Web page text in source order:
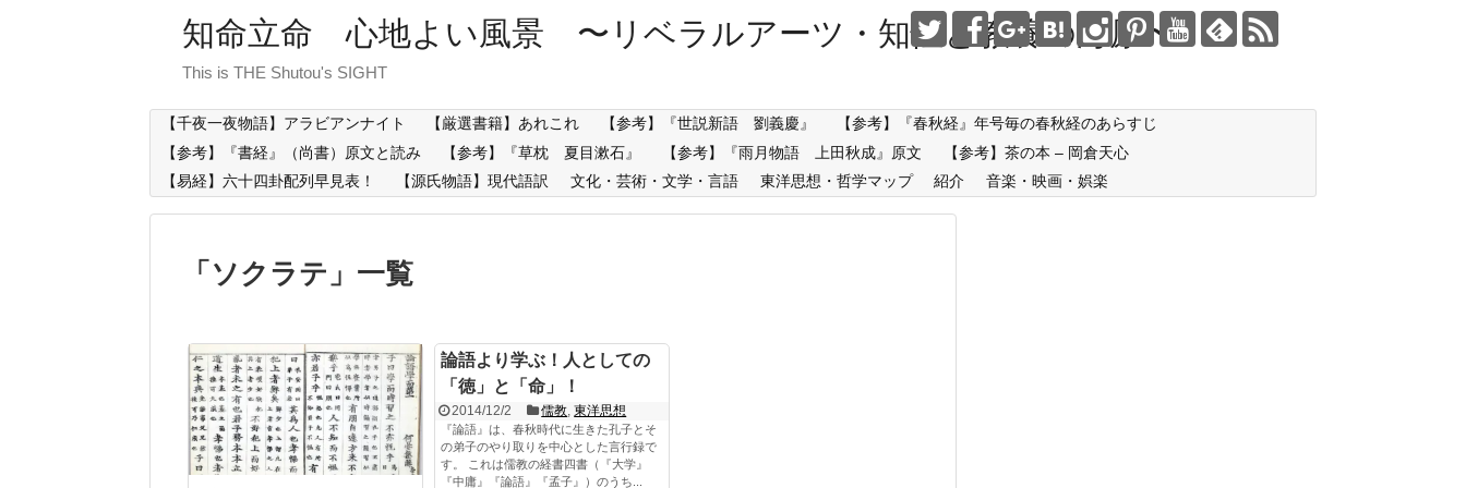
知命立命 心地よい風景 〜リベラルアーツ・知性と教養の海原〜
This is THE Shutou's SIGHT
【千夜一夜物語】アラビアンナイト 【厳選書籍】あれこれ 【参考】『世説新語 劉義慶』
【参考】『春秋経』年号毎の春秋経のあらすじ
【参考】『書経』（尚書）原文と読み
【参考】『草枕 夏目漱石』 【参考】『雨月物語 上田秋成』原文
【参考】茶の本 – 岡倉天心
【易経】六十四卦配列早見表！
【源氏物語】現代語訳 文化・芸術・文学・言語 東洋思想・哲学マップ 紹介 音楽・映画・娯楽
「 ソクラテ 」 一覧
論語より学ぶ！人としての
「徳」と「命」！
2014/12/2 儒教,東洋思想
『論語』は、春秋時代に生きた孔子とそ
の弟子のやり取りを中心とした言行録で
す。 これは儒教の経書四書（『大学』
『中庸』『論語』『孟子』）のうち...